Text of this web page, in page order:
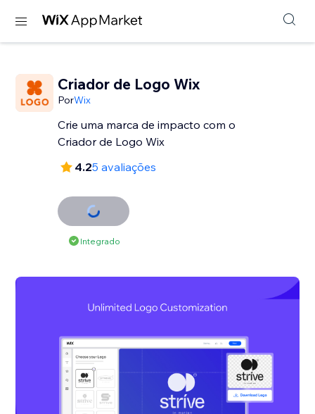
Criador de Logo Wix
PorWix
Crie uma marca de impacto com o
Criador de Logo Wix
4.25 avaliações
Integrado